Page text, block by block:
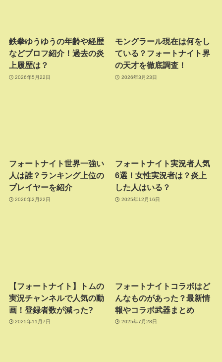
鉄拳ゆうゆうの年齢や経歴
などプロフ紹介！過去の炎
上履歴は？
2026年5月22日
モングラール現在は何をし
ている？フォートナイト界
の天才を徹底調査！
2026年3月23日
フォートナイト世界一強い
人は誰？ランキング上位の
プレイヤーを紹介
2026年2月22日
フォートナイト実況者人気
6選！女性実況者は？炎上
した人はいる？
2025年12月16日
【フォートナイト】トムの
実況チャンネルで人気の動
画！登録者数が減った?
2025年11月7日
フォートナイトコラボはど
んなものがあった？最新情
報やコラボ武器まとめ
2025年7月28日